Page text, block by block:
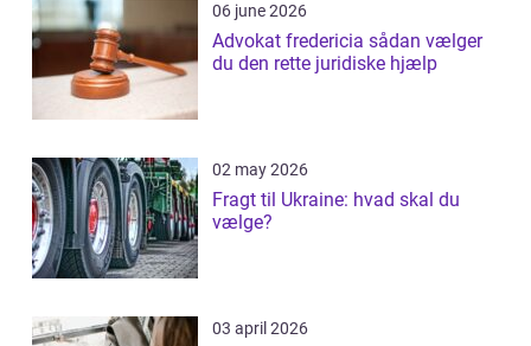
06 june 2026
Advokat fredericia sådan vælger
du den rette juridiske hjælp
02 may 2026
Fragt til Ukraine: hvad skal du
vælge?
03 april 2026